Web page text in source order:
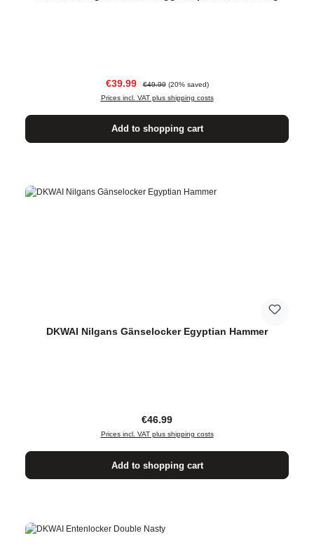
Sale price:
€39.99 Regular price:
€49.99 (20% saved)
Prices incl. VAT plus shipping costs
Add to shopping cart
DKWAI Nilgans Gänselocker Egyptian Hammer
Regular price:
€46.99
Prices incl. VAT plus shipping costs
Add to shopping cart